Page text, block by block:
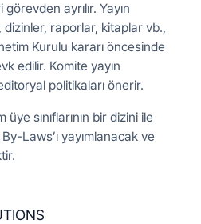
ayrılır. Yayın
dizinler, raporlar, kitaplar vb.,
Kurulu kararı öncesinde
edilir. Komite yayın
politikaları önerir.
sınıflarının bir dizini ile
Laws’ı yayımlanacak ve